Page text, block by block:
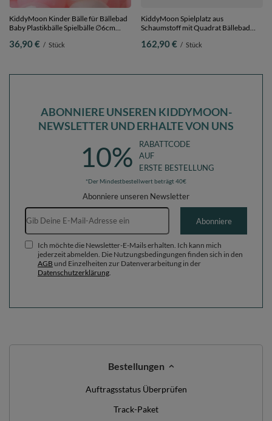
KiddyMoon Kinder Bälle für Bällebad
Baby Plastikbälle Spielbälle ∅6cm
puderrosa/perle/transparent, 300
36,90 € / Stück
KiddyMoon Spielplatz aus
Schaumstoff mit Quadrat Bällebad
hellgrau:puderrosa/perle/transparent,
162,90 € / Stück
ABONNIERE UNSEREN KIDDYMOON-
NEWSLETTER UND ERHALTE VON UNS
10%
RABATTCODE
AUF
ERSTE BESTELLUNG
*Der Mindestbestellwert beträgt 40€
Abonniere unseren Newsletter
E-Mail-Adresse
Abonniere
Ich möchte die Newsletter-E-Mails erhalten. Ich kann mich
jederzeit abmelden. Die Nutzungsbedingungen finden sich in den
AGB und Einzelheiten zur Datenverarbeitung in der
Datenschutzerklärung
Bestellungen
Auftragsstatus Überprüfen
Track-Paket